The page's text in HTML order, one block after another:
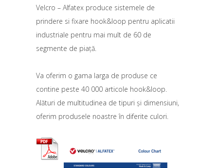
Velcro – Alfatex produce sistemele de
prindere si fixare hook&loop pentru aplicatii
industriale pentru mai mult de 60 de
segmente de piață.
Va oferim o gama larga de produse ce
contine peste 40 000 articole hook&loop.
Alături de multitudinea de tipuri și dimensiuni,
oferim produsele noastre în diferite culori.